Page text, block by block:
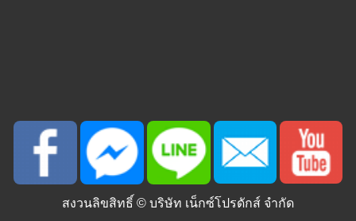
สงวนลิขสิทธิ์ © บริษัท เน็กซ์โปรดักส์ จำกัด